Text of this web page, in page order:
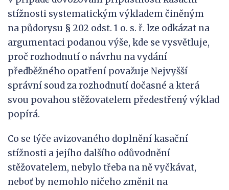
stížnosti systematickým výkladem činěným
na půdorysu § 202 odst. 1 o. s. ř. lze odkázat na
argumentaci podanou výše, kde se vysvětluje,
proč rozhodnutí o návrhu na vydání
předběžného opatření považuje Nejvyšší
správní soud za rozhodnutí dočasné a která
svou povahou stěžovatelem předestřený výklad
popírá.
Co se týče avizovaného doplnění kasační
stížnosti a jejího dalšího odůvodnění
stěžovatelem, nebylo třeba na ně vyčkávat,
neboť by nemohlo ničeho změnit na